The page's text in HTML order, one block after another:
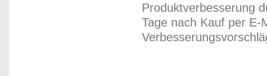
Produktverbesserung
Tage nach Kauf per E-